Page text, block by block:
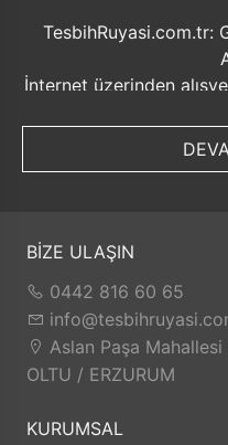
TesbihRuyasi.com.tr:
İnternet üzerinden
TesbihRuyasi.com.tr,
avantajla
Kişisel bilgilerinizin
seçenekleri ile
için değerli olan
alışveriş
Hızlı Kargo Hizmeti:
gün kargolanarak size
ürünlere
BİZE ULAŞIN
0442 816 60 65
Aslan Paşa
OLTU / ERZURUM
KURUMSAL